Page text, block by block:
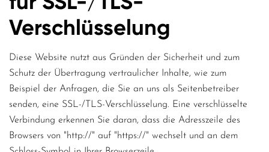
Verschlüsselung
Diese Website nutzt aus Gründen der Sicherheit und zum
Schutz der Übertragung vertraulicher Inhalte, wie zum
Beispiel der Anfragen, die Sie an uns als Seitenbetreiber
senden, eine SSL-/TLS-Verschlüsselung. Eine verschlüsselte
Verbindung erkennen Sie daran, dass die Adresszeile des
Browsers von "http://" auf "https://" wechselt und an dem